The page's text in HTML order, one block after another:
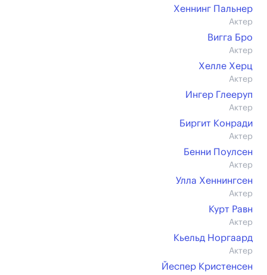
Хеннинг Пальнер
Актер
Вигга Бро
Актер
Хелле Херц
Актер
Ингер Глееруп
Актер
Биргит Конради
Актер
Бенни Поулсен
Актер
Улла Хеннингсен
Актер
Курт Равн
Актер
Кьельд Норгаард
Актер
Йеспер Кристенсен